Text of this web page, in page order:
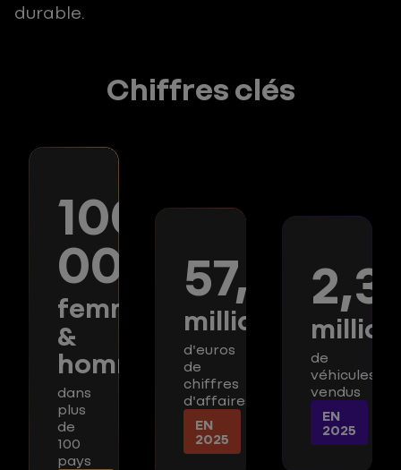
durable.
Chiffres clés
100
000
femmes
&
hommes
dans
plus
de
100
pays
57,9
milliards
d'euros
de
chiffres
d'affaires
EN
2025
2,3
de
véhicules
vendus
EN
2025